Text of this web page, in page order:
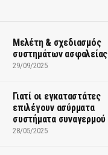
Μελέτη & σχεδιασμός
συστημάτων ασφαλείας
29/09/2025
Γιατί οι εγκαταστάτες
επιλέγουν ασύρματα
συστήματα συναγερμού
28/05/2025